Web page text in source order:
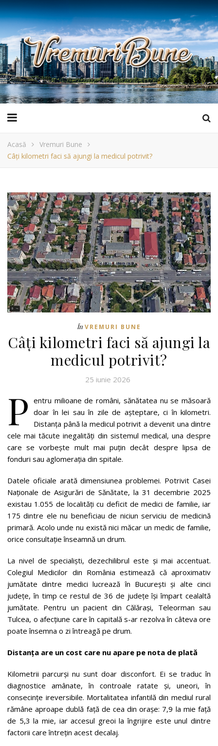
Acasă
Vremuri Bune
Câți kilometri faci să ajungi la medicul potrivit?
În VREMURI BUNE
Câți kilometri faci să ajungi la
medicul potrivit?
25 iunie 2026
P entru milioane de români, sănătatea nu se măsoară
doar în lei sau în zile de așteptare, ci în kilometri.
Distanța până la medicul potrivit a devenit una dintre
cele mai tăcute inegalități din sistemul medical, una despre
care se vorbește mult mai puțin decât despre lipsa de
fonduri sau aglomerația din spitale.
Datele oficiale arată dimensiunea problemei. Potrivit Casei
Naționale de Asigurări de Sănătate, la 31 decembrie 2025
existau 1.055 de localități cu deficit de medici de familie, iar
175 dintre ele nu beneficiau de niciun serviciu de medicină
primară. Acolo unde nu există nici măcar un medic de familie,
orice consultație înseamnă un drum.
La nivel de specialiști, dezechilibrul este și mai accentuat.
Colegiul Medicilor din România estimează că aproximativ
jumătate dintre medici lucrează în București și alte cinci
județe, în timp ce restul de 36 de județe își împart cealaltă
jumătate. Pentru un pacient din Călărași, Teleorman sau
Tulcea, o afecțiune care în capitală s-ar rezolva în câteva ore
poate însemna o zi întreagă pe drum.
Distanța are un cost care nu apare pe nota de plată
Kilometrii parcurși nu sunt doar disconfort. Ei se traduc în
diagnostice amânate, în controale ratate și, uneori, în
consecințe ireversibile. Mortalitatea infantilă din mediul rural
rămâne aproape dublă față de cea din orașe: 7,9 la mie față
de 5,3 la mie, iar accesul greoi la îngrijire este unul dintre
factorii care întrețin acest decalaj.